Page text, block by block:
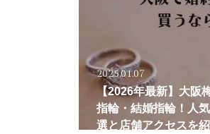
2025.01.07
【2026年最新】大阪
指輪・結婚指輪！人
選と店舗アクセスを